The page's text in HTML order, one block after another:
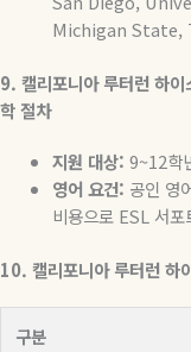
Michigan State,
9. 캘리포니아 루터런 하이
학절차
지원 대상: 9~12학
영어 요건: 공인 영
비용으로ESL 서포
10. 캘리포니아 루터런 하
구분